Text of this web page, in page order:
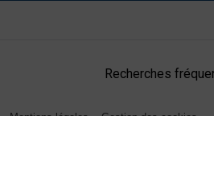
Recherches
Mentions légales Gestion des cookies